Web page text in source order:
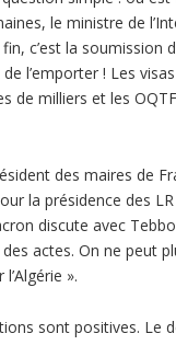
le ministre de
c’est la soumission
de l’emporter ! Les
de milliers et les
des maires de
la présidence des
discute avec
actes. On ne peut
».
sont positives. Le